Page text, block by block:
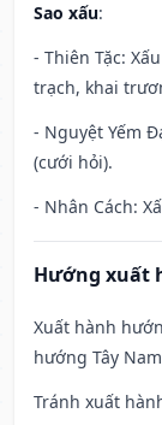
Sao xấu:
- Thiên Tặc:
trạch, khai
- Nguyệt Yếm
(cưới hỏi).
- Nhân Cách:
Hướng xuất
Xuất hành
hướng Tây
Tránh xuất